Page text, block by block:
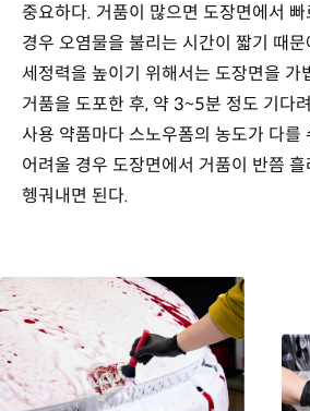
중요하다. 거품이 많으면 도장면에서
경우 오염물을 불리는 시간이 짧기 때
세정력을 높이기 위해서는 도장면을 가
거품을 도포한 후, 약 3~5분 정도 기다
사용 약품마다 스노우폼의 농도가 다를
어려울 경우 도장면에서 거품이 반쯤
헹궈내면 된다.